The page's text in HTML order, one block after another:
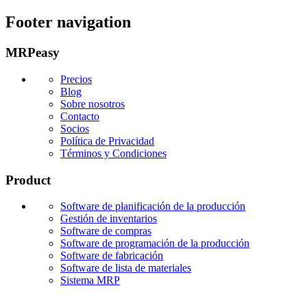
Footer navigation
MRPeasy
Precios
Blog
Sobre nosotros
Contacto
Socios
Política de Privacidad
Términos y Condiciones
Product
Software de planificación de la producción
Gestión de inventarios
Software de compras
Software de programación de la producción
Software de fabricación
Software de lista de materiales
Sistema MRP